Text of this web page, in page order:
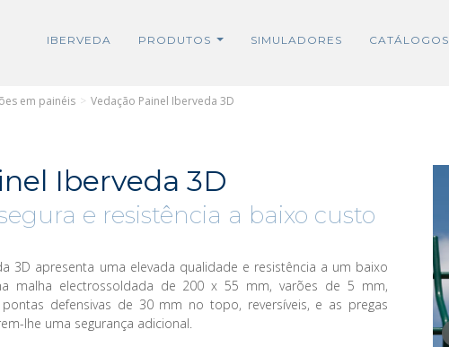
IBERVEDA PRODUTOS SIMULADORES CATÁLOGOS
em painéis > Vedação Painel Iberveda 3D
Iberveda 3D
e resistência a baixo custo
3D apresenta uma elevada qualidade e resistência a um baixo
malha electrossoldada de 200 x 55 mm, varões de 5 mm,
defensivas de 30 mm no topo, reversíveis, e as pregas
lhe uma segurança adicional.